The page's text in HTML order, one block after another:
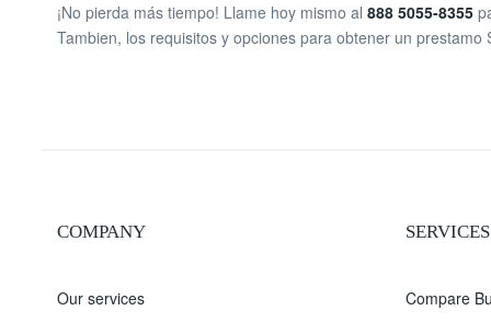
¡No pierda más tiempo! Llame hoy mismo al 888 5055-8355
Tambien, los requisitos y opciones para obtener un prestamo
COMPANY
Our services
SERVICES
Compare